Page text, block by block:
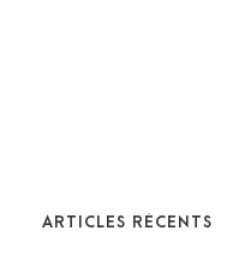
ARTICLES RÉCENTS